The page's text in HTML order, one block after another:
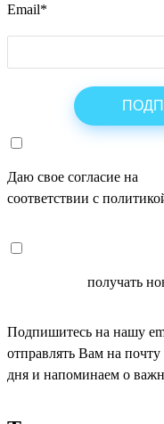
Email*
Даю свое согласие на
соответствии с
получать
Подпишитесь на нашу
отправлять Вам на
дня и напоминаем о